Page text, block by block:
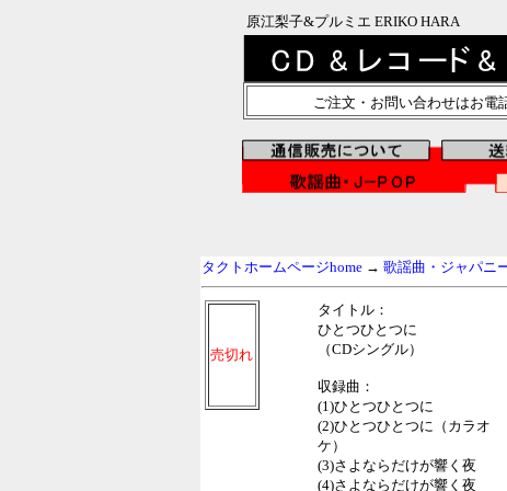
原江梨子&プルミエ ERIKO HARA
ご注文・お問い合わせはお電
タクトホームページhome → 歌謡曲・ジャパニ
売切れ
タイトル：
ひとつひとつに
（CDシングル）
収録曲：
(1)ひとつひとつに
(2)ひとつひとつに（カラオ
ケ）
(3)さよならだけが響く夜
(4)さよならだけが響く夜